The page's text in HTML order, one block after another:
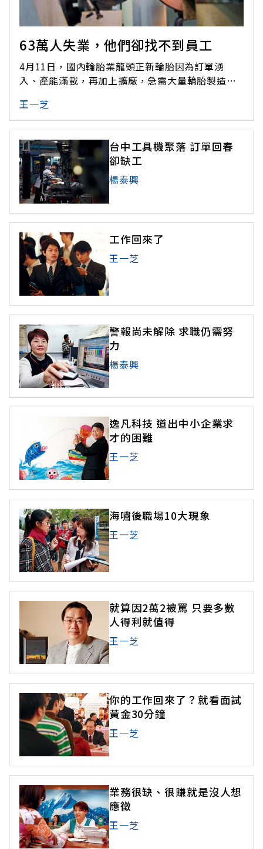
63萬人失業，他們卻找不到員工
4月11日，國內輪胎業龍頭正新輪胎因為訂單湧
入、產能滿載，再加上擴廠，急需大量輪胎製造作
誰知道一整天下來，就服站人潮冷冷清清，預訂招
募310人，到場應徵者卻不到50人。這是正新輪胎
今年辦的第五次對外招兵買馬，只不過，人始終沒
找齊。很難想像，將近63萬人失業
王一芝
台中工具機聚落 訂單回春
卻缺工
楊泰興
工作回來了
王一芝
警報尚未解除 求職仍需努
力
楊泰興
逸凡科技 道出中小企業求
才的困難
王一芝
海嘯後職場10大現象
王一芝
就算因2萬2被罵 只要多數
人得利就值得
王一芝
你的工作回來了？就看面試
黃金30分鐘
王一芝
業務很缺、很賺就是沒人想
應徵
王一芝